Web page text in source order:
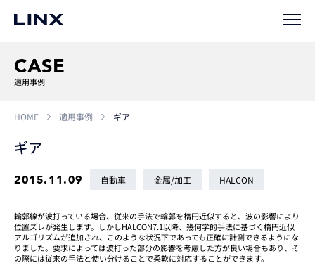
CASE
適用事例
HOME 適用事例 ギア
ギア
2015.11.09 自動車 金属/加工 HALCON
輪郭線が波打っている場合、従来の手法で輪郭を楕円近似すると、波の影響により
位置ズレが発生します。しかしHALCON7.1以降、幾何学的手法に基づく楕円近似
アルゴリズムが追加され、このような状況下であっても正確に計測できるようにな
りました。要求によっては波打った部分の影響を考慮した方が良い場合もあり、そ
の際には従来の手法と使い分けることで柔軟に対応することができます。